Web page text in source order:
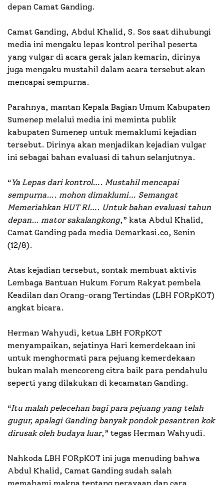
depan Camat Ganding.
Camat Ganding, Abdul Khalid, S. Sos saat dihubungi
media ini mengaku lepas kontrol perihal peserta
yang vulgar di acara gerak jalan kemarin, dirinya
juga mengaku mustahil dalam acara tersebut akan
mencapai sempurna.
Parahnya, mantan Kepala Bagian Umum Kabupaten
Sumenep melalui media ini meminta publik
kabupaten Sumenep untuk memaklumi kejadian
tersebut. Dirinya akan menjadikan kejadian vulgar
ini sebagai bahan evaluasi di tahun selanjutnya.
“Ya Lepas dari kontrol…. Mustahil mencapai
sempurna…. mohon dimaklumi… Semangat
Memeriahkan HUT RI…. Untuk bahan evaluasi tahun
depan… mator sakalangkong,” kata Abdul Khalid,
Camat Ganding pada media Demarkasi.co, Senin
(12/8).
Atas kejadian tersebut, sontak membuat aktivis
Lembaga Bantuan Hukum Forum Rakyat pembela
Keadilan dan Orang-orang Tertindas (LBH FORpKOT)
angkat bicara.
Herman Wahyudi, ketua LBH FORpKOT
menyampaikan, sejatinya Hari kemerdekaan ini
untuk menghormati para pejuang kemerdekaan
bukan malah mencoreng citra baik para pendahulu
seperti yang dilakukan di kecamatan Ganding.
“Itu malah pelecehan bagi para pejuang yang telah
gugur, apalagi Ganding banyak pondok pesantren kok
dirusak oleh budaya luar,” tegas Herman Wahyudi.
Nahkoda LBH FORpKOT ini juga menuding bahwa
Abdul Khalid, Camat Ganding sudah salah